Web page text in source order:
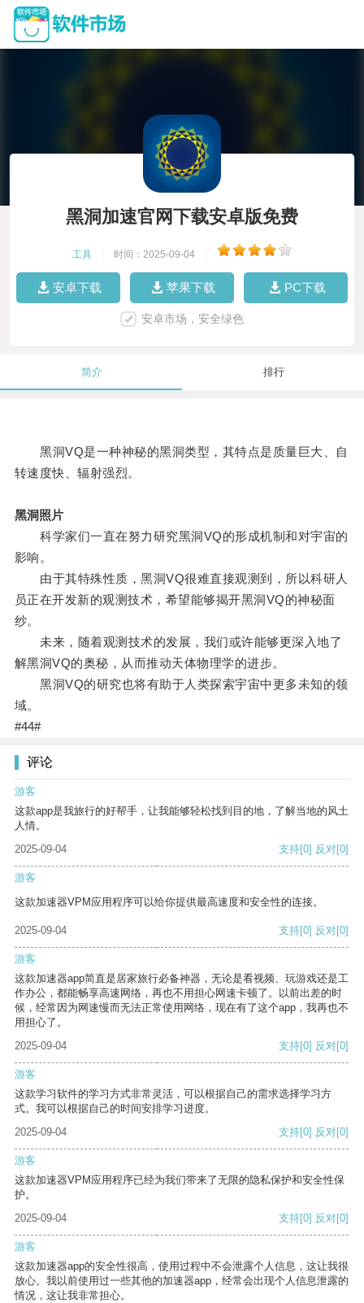
黑洞加速官网下载安卓版免费
工具 时间：2025-09-04
安卓下载 苹果下载 PC下载
安卓市场，安全绿色
简介 排行
黑洞VQ是一种神秘的黑洞类型，其特点是质量巨大、自
转速度快、辐射强烈。
黑洞照片
科学家们一直在努力研究黑洞VQ的形成机制和对宇宙的
影响。
由于其特殊性质，黑洞VQ很难直接观测到，所以科研人
员正在开发新的观测技术，希望能够揭开黑洞VQ的神秘面
纱。
未来，随着观测技术的发展，我们或许能够更深入地了
解黑洞VQ的奥秘，从而推动天体物理学的进步。
黑洞VQ的研究也将有助于人类探索宇宙中更多未知的领
域。
#44#
评论
游客
这款app是我旅行的好帮手，让我能够轻松找到目的地，了解当地的风土
人情。
2025-09-04
支持[0] 反对[0]
游客
这款加速器VPM应用程序可以给你提供最高速度和安全性的连接。
2025-09-04 支持[0] 反对[0]
游客
这款加速器app简直是居家旅行必备神器，无论是看视频、玩游戏还是工
作办公，都能畅享高速网络，再也不用担心网速卡顿了。以前出差的时
候，经常因为网速慢而无法正常使用网络，现在有了这个app，我再也不
用担心了。
2025-09-04
支持[0] 反对[0]
游客
这款学习软件的学习方式非常灵活，可以根据自己的需求选择学习方
式。我可以根据自己的时间安排学习进度。
2025-09-04
支持[0] 反对[0]
游客
这款加速器VPM应用程序已经为我们带来了无限的隐私保护和安全性保
护。
2025-09-04
支持[0] 反对[0]
游客
这款加速器app的安全性很高，使用过程中不会泄露个人信息，这让我很
放心。我以前使用过一些其他的加速器app，经常会出现个人信息泄露的
情况，这让我非常担心。